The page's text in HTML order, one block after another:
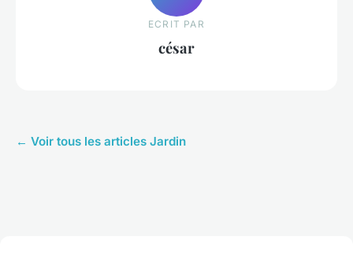
ECRIT PAR
césar
← Voir tous les articles Jardin